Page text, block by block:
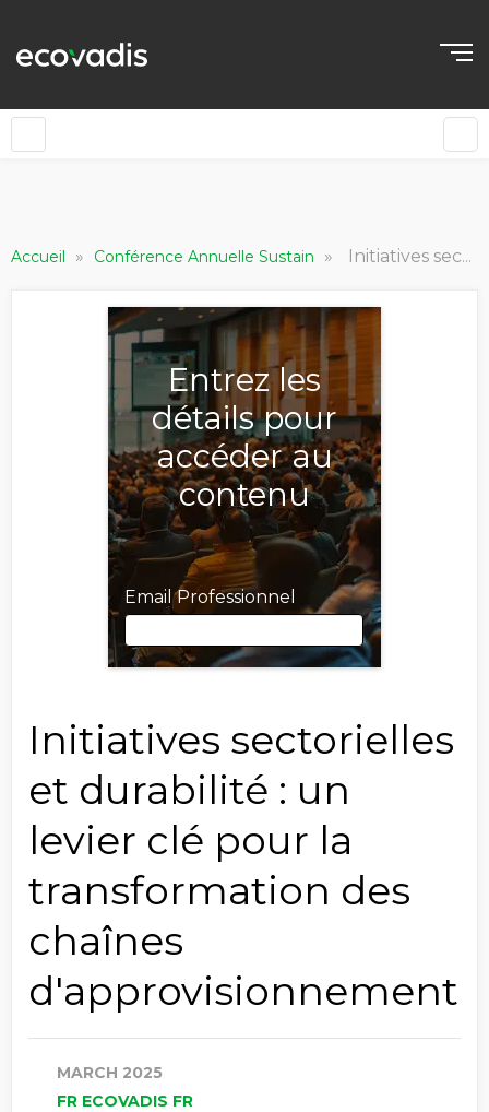
Accueil » Conférence Annuelle Sustain » Initiatives sectorielles et durabilité : un levier clé pour la transformation des chaînes d'approvisionnement
Entrez les
détails pour
accéder au
contenu
Email Professionnel
Prénom
Nom
Société
Chiffre d'affaires annuel
Initiatives sectorielles
et durabilité : un
levier clé pour la
transformation des
chaînes
d'approvisionnement
MARCH 2025
FR ECOVADIS FR